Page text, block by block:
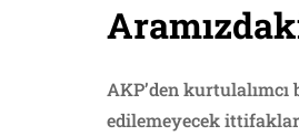
AKP’den
edilemeyecek